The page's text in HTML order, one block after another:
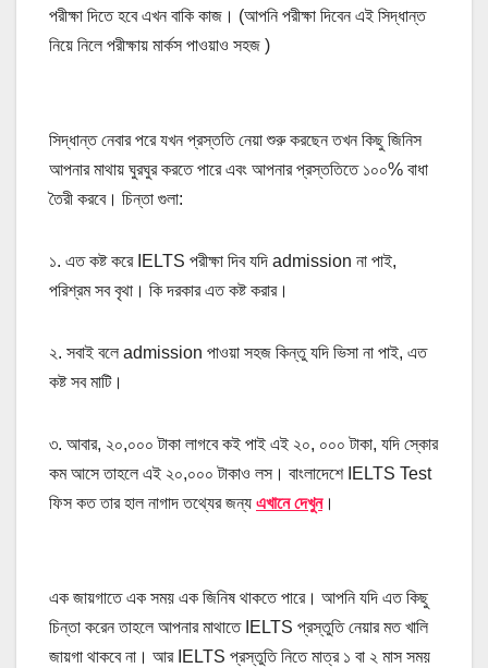
পরীক্ষা দিতে হবে এখন বাকি কাজ। (আপনি পরীক্ষা দিবেন এই সিদ্ধান্ত
নিয়ে নিলে পরীক্ষায় মার্কস পাওয়াও সহজ )
সিদ্ধান্ত নেবার পরে যখন প্রস্ততি নেয়া শুরু করছেন তখন কিছু জিনিস
আপনার মাথায় ঘুরঘুর করতে পারে এবং আপনার প্রস্ততিতে ১০০% বাধা
তৈরী করবে। চিন্তা গুলা:
১. এত কষ্ট করে IELTS পরীক্ষা দিব যদি admission না পাই,
পরিশ্রম সব বৃথা। কি দরকার এত কষ্ট করার।
২. সবাই বলে admission পাওয়া সহজ কিন্তু যদি ভিসা না পাই, এত
কষ্ট সব মাটি।
৩. আবার, ২০,০০০ টাকা লাগবে কই পাই এই ২০, ০০০ টাকা, যদি স্কোর
কম আসে তাহলে এই ২০,০০০ টাকাও লস। বাংলাদেশে IELTS Test
ফিস কত তার হাল নাগাদ তথ্যের জন্য এখানে দেখুন।
এক জায়গাতে এক সময় এক জিনিষ থাকতে পারে। আপনি যদি এত কিছু
চিন্তা করেন তাহলে আপনার মাথাতে IELTS প্রস্তুতি নেয়ার মত খালি
জায়গা থাকবে না। আর IELTS প্রস্তুতি নিতে মাত্র ১ বা ২ মাস সময়